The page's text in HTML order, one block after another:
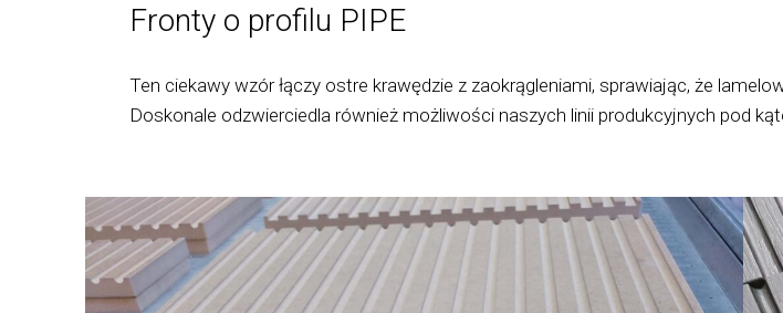
Fronty o profilu PIPE
Ten ciekawy wzór łączy ostre krawędzie z zaokrągleniami, sprawiając, że
Doskonale odzwierciedla również możliwości naszych linii produkcyjnych pod